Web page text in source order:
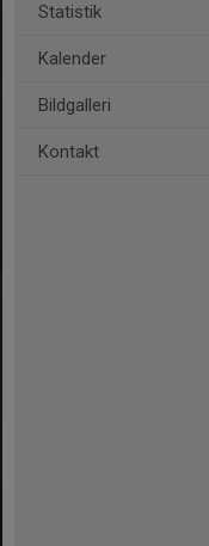
Statistik
Kalender
Bildgalleri
Kontakt